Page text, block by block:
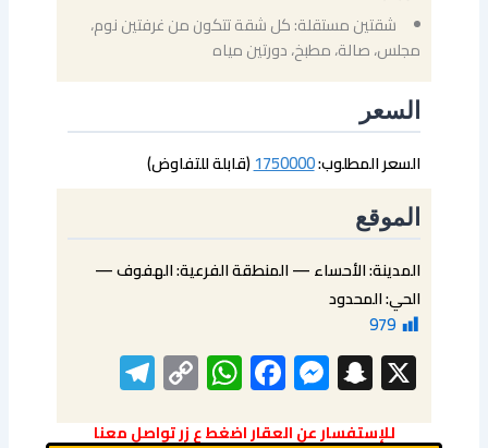
شقتين مستقلة: كل شقة تتكون من غرفتين نوم،
مجلس، صالة، مطبخ، دورتين مياه
السعر
السعر المطلوب:1750000(قابلة للتفاوض)
الموقع
المدينة: الأحساء — المنطقة الفرعية: الهفوف —
الحي: المحدود
979
X
Snapchat
Messenger
Facebook
WhatsApp
Copy
Link
للإستفسار عن العقار اضغط ع زر تواصل معنا